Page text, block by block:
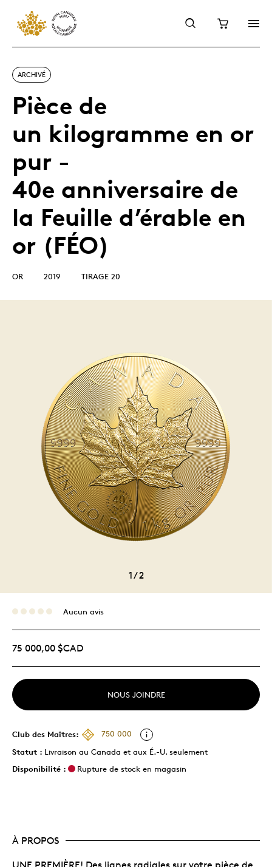
ARCHIVÉ
Pièce de
un kilogramme en or
pur -
40e anniversaire de
la Feuille d’érable en
or (FÉO)
OR 2019 TIRAGE 20
1/2
Aucun avis
75 000,00 $CAD
NOUS JOINDRE
Club des Maîtres:
750 000
Statut : Livraison au Canada et aux É.-U. seulement
Disponibilité :
Rupture de stock en magasin
À PROPOS
UNE PREMIÈRE! Des lignes radiales sur votre pièce de